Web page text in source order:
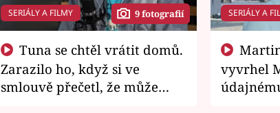
SERIÁLY A FILMY 9 fotografií
Zarazilo ho, když si ve
smlouvě přečetl, že může
SERIÁLY A
vyvrhel